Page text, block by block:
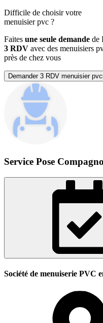
Difficile de choisir votre
menuisier pvc ?
Faites une seule demande de
3 RDV avec des menuisiers
près de chez vous
Demander 3 RDV menuisier
Service Pose
Société de menuiserie PVC